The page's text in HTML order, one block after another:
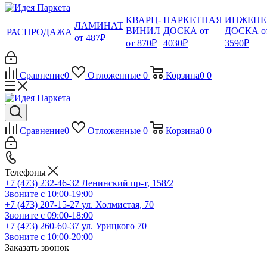
РАСПРОДАЖА
ЛАМИНАТ
от 487₽
КВАРЦ-
ВИНИЛ
от 870₽
ПАРКЕТНАЯ
ДОСКА от
4030₽
ДОСКА
3590₽
Сравнение0 Отложенные 0 Корзина0 0
Сравнение0 Отложенные 0 Корзина0 0
Телефоны
+7 (473) 232-46-32 Ленинский пр-т, 158/2
Звоните с 10:00-19:00
+7 (473) 207-15-27 ул. Холмистая, 70
Звоните с 09:00-18:00
+7 (473) 260-60-37 ул. Урицкого 70
Звоните с 10:00-20:00
Заказать звонок